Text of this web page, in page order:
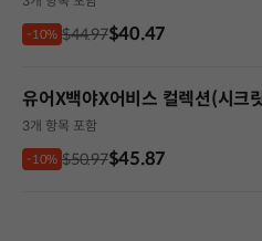
-10% $44.97$40.47
유어X백야X어비스 컬렉션(시크
3개 항목 포함
-10% $50.97$45.87